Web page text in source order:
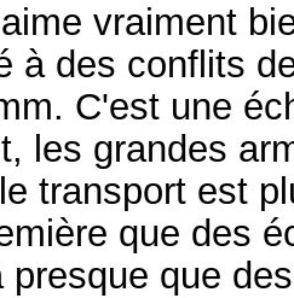
vraiment
à des conflits
C'est une
les grandes
transport est
que des
presque que